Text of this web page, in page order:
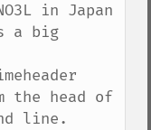
in Japan
a big
the head of
line.